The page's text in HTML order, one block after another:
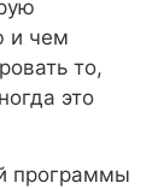
и чем
то,
это
программы